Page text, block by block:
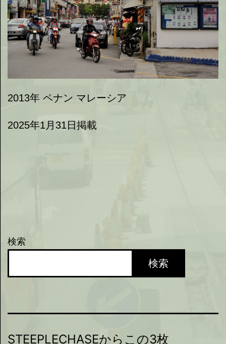
2013年 ペナン マレーシア
2025年1月31日掲載
検索
検索
STEEPLECHASEからこの3枚